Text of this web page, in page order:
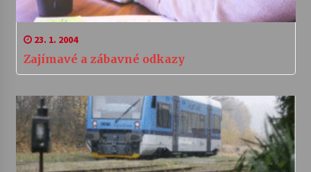
23. 1. 2004
Zajímavé a zábavné odkazy